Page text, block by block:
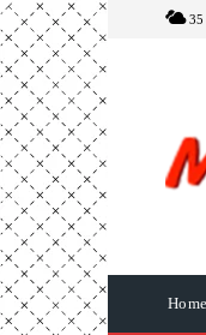
35
Home